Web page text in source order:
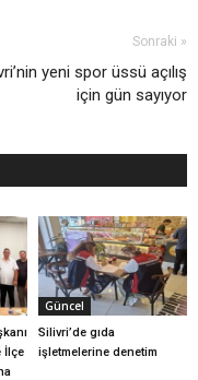
Sonraki »
yeni spor üssü açılış
için gün sayıyor
İlçe
Güncel
Silivri’de gıda
işletmelerine denetim